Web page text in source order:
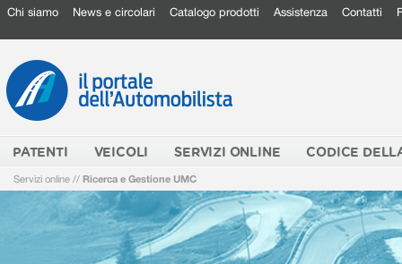
Chi siamo News e circolari Catalogo prodotti Assistenza Contatti
PATENTI VEICOLI SERVIZI ONLINE CODICE
Servizi online // Ricerca e Gestione UMC